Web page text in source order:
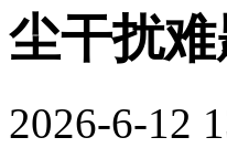
尘干扰难
2026-6-12